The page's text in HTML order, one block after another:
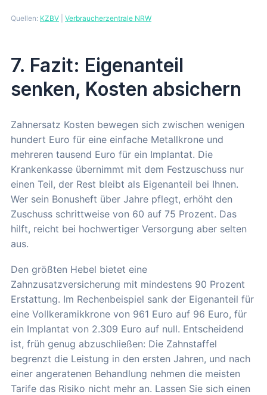
Quellen: KZBV Verbraucherzentrale NRW
7. Fazit: Eigenanteil
senken, Kosten absichern
Zahnersatz Kosten bewegen sich zwischen wenigen
hundert Euro für eine einfache Metallkrone und
mehreren tausend Euro für ein Implantat. Die
Krankenkasse übernimmt mit dem Festzuschuss nur
einen Teil, der Rest bleibt als Eigenanteil bei Ihnen.
Wer sein Bonusheft über Jahre pflegt, erhöht den
Zuschuss schrittweise von 60 auf 75 Prozent. Das
hilft, reicht bei hochwertiger Versorgung aber selten
aus.
Den größten Hebel bietet eine
Zahnzusatzversicherung mit mindestens 90 Prozent
Erstattung. Im Rechenbeispiel sank der Eigenanteil für
eine Vollkeramikkrone von 961 Euro auf 96 Euro, für
ein Implantat von 2.309 Euro auf null. Entscheidend
ist, früh genug abzuschließen: Die Zahnstaffel
begrenzt die Leistung in den ersten Jahren, und nach
einer angeratenen Behandlung nehmen die meisten
Tarife das Risiko nicht mehr an. Lassen Sie sich einen